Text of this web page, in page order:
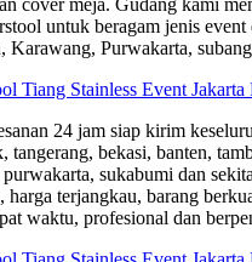
untuk beragam jenis event
Karawang, Purwakarta,
24 jam siap kirim
tangerang, bekasi, banten,
sukabumi dan
harga terjangkau, barang
waktu, profesional dan